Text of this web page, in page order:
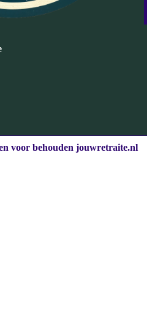
voor behouden jouwretraite.nl